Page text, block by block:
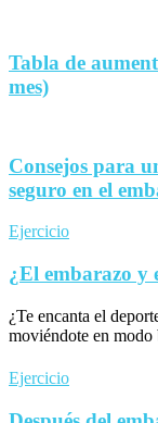
Tabla de
mes)
Consejos para
seguro en el
Ejercicio
¿El embarazo y
¿Te encanta el
moviéndote en modo
Ejercicio